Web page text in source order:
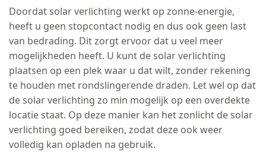
Doordat solar verlichting werkt op zonne-energie,
heeft u geen stopcontact nodig en dus ook geen last
van bedrading. Dit zorgt ervoor dat u veel meer
mogelijkheden heeft. U kunt de solar verlichting
plaatsen op een plek waar u dat wilt, zonder rekening
te houden met rondslingerende draden. Let wel op dat
de solar verlichting zo min mogelijk op een overdekte
locatie staat. Op deze manier kan het zonlicht de solar
verlichting goed bereiken, zodat deze ook weer
volledig kan opladen na gebruik.